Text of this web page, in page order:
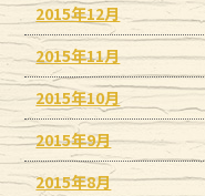
2015年12月
2015年11月
2015年10月
2015年9月
2015年8月